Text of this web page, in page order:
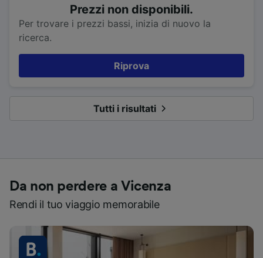
Prezzi non disponibili.
Per trovare i prezzi bassi, inizia di nuovo la
ricerca.
Riprova
Tutti i risultati
Da non perdere a Vicenza
Rendi il tuo viaggio memorabile